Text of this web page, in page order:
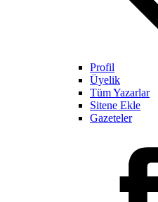
Profil
Üyelik
Tüm Yazarlar
Sitene Ekle
Gazeteler